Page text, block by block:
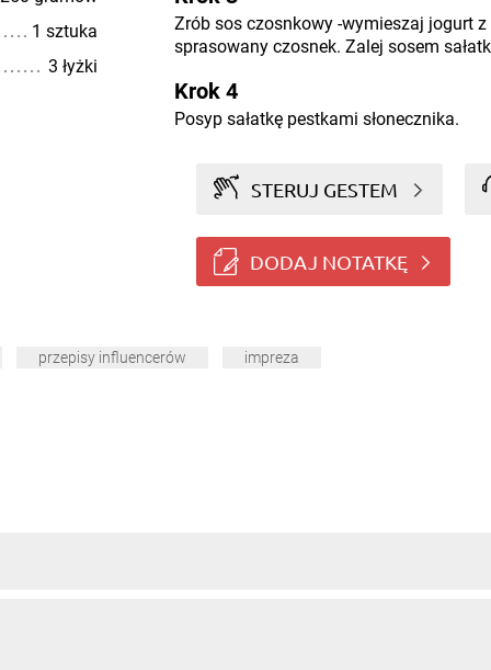
1 sztuka
3 łyżki
Zrób sos czosnkowy -wymieszaj jogurt
sprasowany czosnek. Zalej sosem
Krok 4
Posyp sałatkę pestkami słonecznika.
STERUJ GESTEM
DODAJ NOTATKĘ
przepisy influencerów impreza